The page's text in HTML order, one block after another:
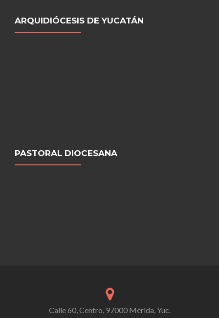
ARQUIDIÓCESIS DE YUCATÁN
PASTORAL DIOCESANA
Calle 60, Centro, 97000 Mérida, Yuc.